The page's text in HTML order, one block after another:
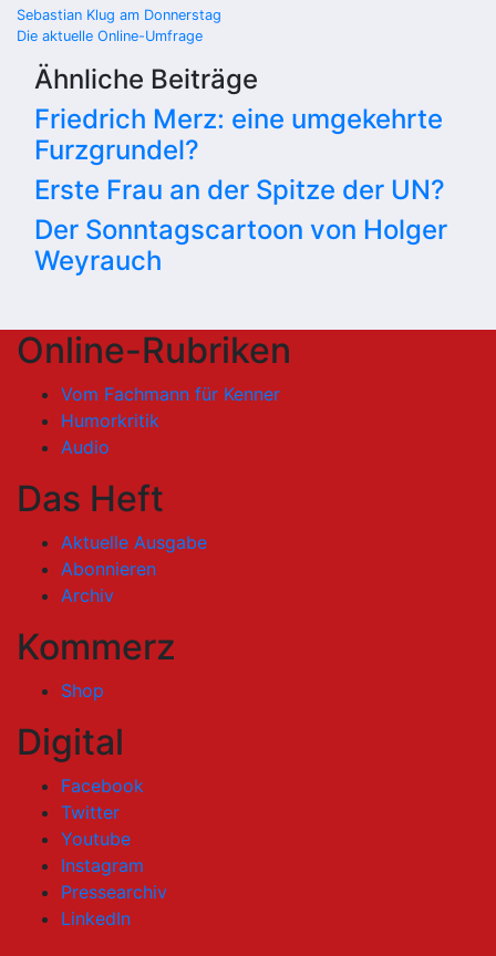
Beitragsnavigation
Sebastian Klug am Donnerstag
Die aktuelle Online-Umfrage
Ähnliche Beiträge
Friedrich Merz: eine umgekehrte
Furzgrundel?
Erste Frau an der Spitze der UN?
Der Sonntagscartoon von Holger
Weyrauch
Online-Rubriken
Vom Fachmann für Kenner
Humorkritik
Audio
Das Heft
Aktuelle Ausgabe
Abonnieren
Archiv
Kommerz
Shop
Digital
Facebook
Twitter
Youtube
Instagram
Pressearchiv
LinkedIn